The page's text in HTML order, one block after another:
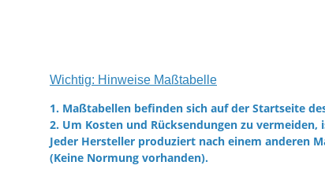
Wichtig: Hinweise Maßtabelle
1. Maßtabellen befinden sich auf der Startseite
2. Um Kosten und Rücksendungen zu
Jeder Hersteller produziert nach einem anderen
(Keine Normung vorhanden).